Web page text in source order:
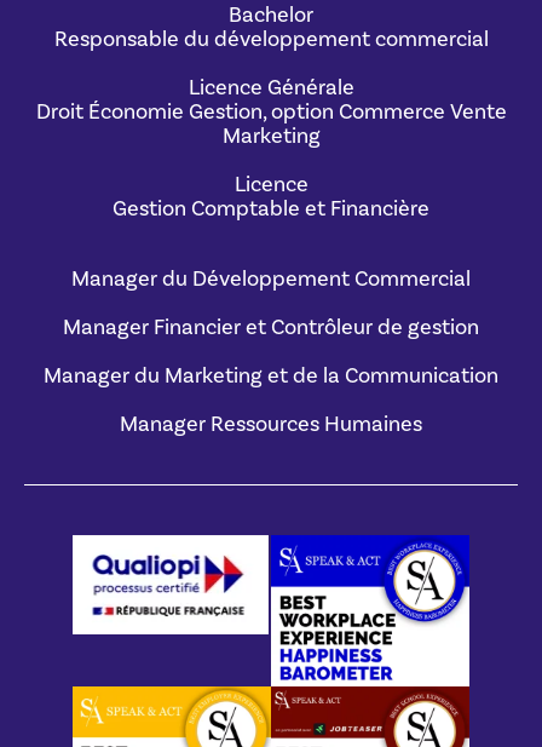
Bachelor
Responsable du développement commercial
Licence Générale
Droit Économie Gestion, option Commerce Vente
Marketing
Licence
Gestion Comptable et Financière
Manager du Développement Commercial
Manager Financier et Contrôleur de gestion
Manager du Marketing et de la Communication
Manager Ressources Humaines